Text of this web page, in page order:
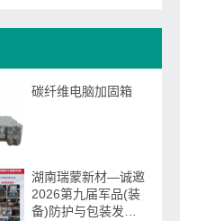
碳纤维电脑加固箱
湖南瑞蒙新材—诚邀
2026第九届军品(装
备)防护与包装发展